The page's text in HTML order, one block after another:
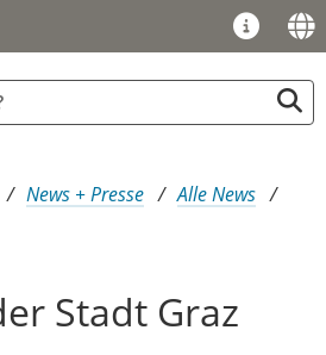
News + Presse
Alle News
Stadt Graz